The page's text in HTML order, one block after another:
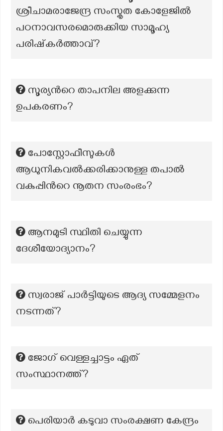
ശ്രീചാമരാജേന്ദ്ര സംസ്കൃത കോളേജിൽ
പഠനാവസരമൊരുക്കിയ സാമൂഹ്യ
പരിഷ്‌കർത്താവ്?
സൂര്യൻറെ താപനില അളക്കുന്ന
ഉപകരണം?
പോസ്റ്റോഫീസുകള്‍
ആധുനികവല്‍ക്കരിക്കാനുള്ള തപാല്‍
വകുപ്പിന്‍റെ നൂതന സംരംഭം?
ആനമുടി സ്ഥിതി ചെയ്യുന്ന
ദേശീയോദ്യാനം?
സ്വരാജ് പാർട്ടിയുടെ ആദ്യ സമ്മേളനം
നടന്നത്?
ജോഗ് വെള്ളച്ചാട്ടം ഏത്
സംസ്ഥാനത്ത്?
പെരിയാർ കടുവാ സംരക്ഷണ കേന്ദ്രം